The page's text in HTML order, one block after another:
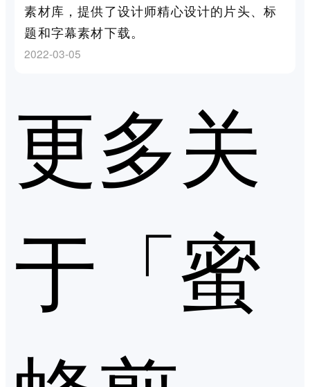
素材库，提供了设计师精心设计的片头、标
题和字幕素材下载。
2022-03-05
更多关
于「蜜